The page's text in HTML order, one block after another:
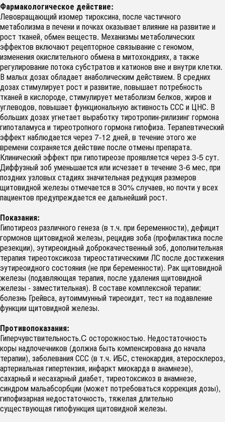
Фармакологическое действие:
Левовращающий изомер тироксина, после частичного
метаболизма в печени и почках оказывает влияние на развитие и
рост тканей, обмен веществ. Механизмы метаболических
эффектов включают рецепторное связывание с геномом,
изменения окислительного обмена в митохондриях, а также
регулирование потока субстратов и катионов вне и внутри клетки.
В малых дозах обладает анаболическим действием. В средних
дозах стимулирует рост и развитие, повышает потребность
тканей в кислороде, стимулирует метаболизм белков, жиров и
углеводов, повышает функциональную активность ССС и ЦНС. В
больших дозах угнетает выработку тиротропин-рилизинг гормона
гипоталамуса и тиреотропного гормона гипофиза. Терапевтический
эффект наблюдается через 7-12 дней, в течение этого же
времени сохраняется действие после отмены препарата.
Клинический эффект при гипотиреозе проявляется через 3-5 сут.
Диффузный зоб уменьшается или исчезает в течение 3-6 мес, при
поздних узловых стадиях значительная редукция размеров
щитовидной железы отмечается в 30% случаев, но почти у всех
пациентов предупреждается ее дальнейший рост.
Показания:
Гипотиреоз различного генеза (в т.ч. при беременности), дефицит
гормонов щитовидной железы, рецидив зоба (профилактика после
резекции), эутиреоидный доброкачественный зоб, дополнительная
терапия тиреотоксикоза тиреостатическими ЛС после достижения
эутиреоидного состояния (не при беременности). Рак щитовидной
железы (подавляющая терапия, после удаления щитовидной
железы - заместительная). В составе комплексной терапии:
болезнь Грейвса, аутоиммунный тиреоидит, тест на подавление
функции щитовидной железы.
Противопоказания:
Гиперчувствительность.C осторожностью. Недостаточность
коры надпочечников (должна быть компенсирована до начала
терапии), заболевания ССС (в т.ч. ИБС, стенокардия, атеросклероз,
артериальная гипертензия, инфаркт миокарда в анамнезе),
сахарный и несахарный диабет, тиреотоксикоз в анамнезе,
синдром мальабсорбции (может потребоваться коррекция дозы),
гипофизарная недостаточность, тяжелая длительно
существующая гипофункция щитовидной железы.